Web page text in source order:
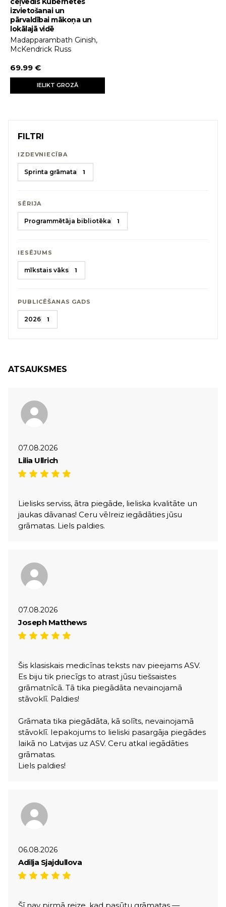
FILTRI
IZDEVNIECĪBA
Sprinta grāmata 1
SĒRIJA
Programmētāja bibliotēka 1
IESĒJUMS
mīkstais vāks 1
PUBLICĒŠANAS GADS
2026 1
ATSAUKSMES
07.08.2026
Lilia Ullrich
Lielisks serviss, ātra piegāde, lieliska kvalitāte un
jaukas dāvanas! Ceru vēlreiz iegādāties jūsu
grāmatas. Liels paldies.
07.08.2026
Joseph Matthews
Šis klasiskais medicīnas teksts nav pieejams ASV.
Es biju tik priecīgs to atrast jūsu tiešsaistes
grāmatnīcā. Tā tika piegādāta nevainojamā
stāvoklī. Paldies!
Grāmata tika piegādāta, kā solīts, nevainojamā
stāvoklī. Iepakojums to lieliski pasargāja piegādes
laikā no Latvijas uz ASV. Ceru atkal iegādāties
grāmatas.
Liels paldies!
06.08.2026
Adilja Sjajdullova
izvietošanai un
pārvaldībai mākoņa un
lokālajā vidē
Madapparambath Ginish,
McKendrick Russ
69.99 €
IELIKT GROZĀ